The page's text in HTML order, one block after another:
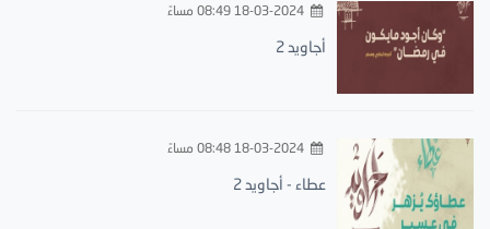
18-03-2024 08:49 مساءً
أجاويد 2
18-03-2024 08:48 مساءً
عطاء - أجاويد 2